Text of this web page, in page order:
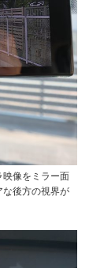
映像をミラー面
な後方の視界が